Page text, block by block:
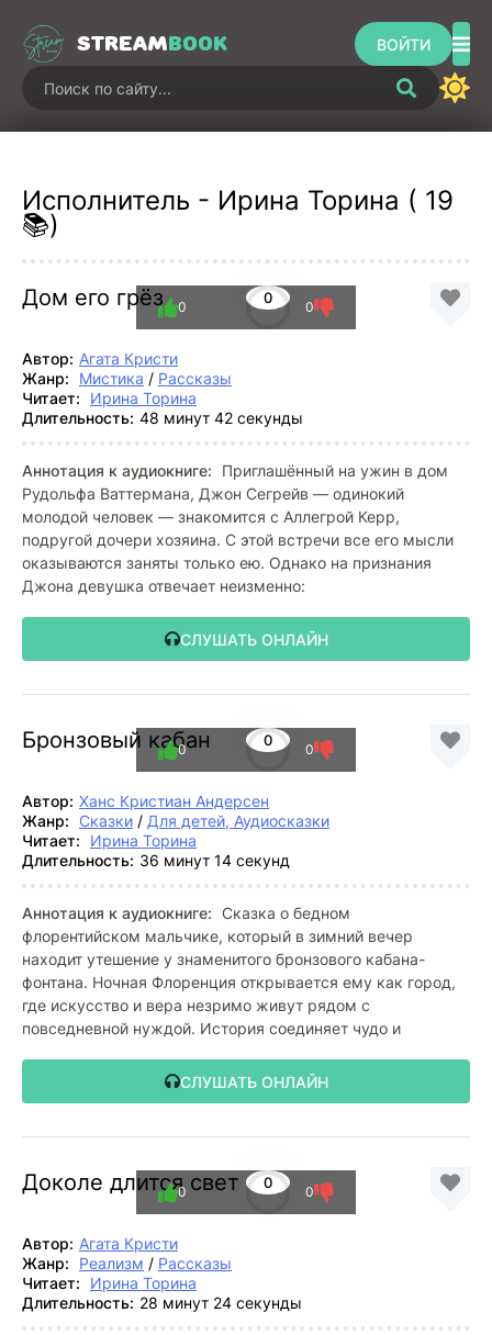
STREAMBOOK ВОЙТИ
Исполнитель - Ирина Торина ( 19
📚)
Дом его грёз 0
0 0
Автор: Агата Кристи
Жанр:
Мистика / Рассказы
Читает:
Ирина Торина
Длительность: 48 минут 42 секунды
Аннотация к аудиокниге:
Приглашённый на ужин в дом
Рудольфа Ваттермана, Джон Сегрейв — одинокий
молодой человек — знакомится с Аллегрой Керр,
подругой дочери хозяина. С этой встречи все его мысли
оказываются заняты только ею. Однако на признания
Джона девушка отвечает неизменно:
СЛУШАТЬ ОНЛАЙН
Бронзовый кабан 0
0 0
Автор: Ханс Кристиан Андерсен
Жанр: Сказки / Для детей, Аудиосказки
Читает:
Ирина Торина
Длительность: 36 минут 14 секунд
Аннотация к аудиокниге: Сказка о бедном
флорентийском мальчике, который в зимний вечер
находит утешение у знаменитого бронзового кабана-
фонтана. Ночная Флоренция открывается ему как город,
где искусство и вера незримо живут рядом с
повседневной нуждой. История соединяет чудо и
СЛУШАТЬ ОНЛАЙН
Доколе длится свет 0
0 0
Автор: Агата Кристи
Жанр:
Реализм / Рассказы
Читает:
Ирина Торина
Длительность: 28 минут 24 секунды